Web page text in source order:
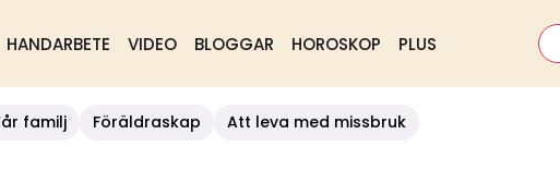
HANDARBETE VIDEO BLOGGAR HOROSKOP PLUS
familj Föräldraskap
Att leva med missbruk